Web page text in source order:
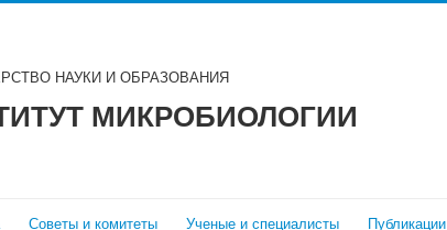
НАУКИ И ОБРАЗОВАНИЯ
МИКРОБИОЛОГИИ
Советы и комитеты Ученые и специалисты Публикации